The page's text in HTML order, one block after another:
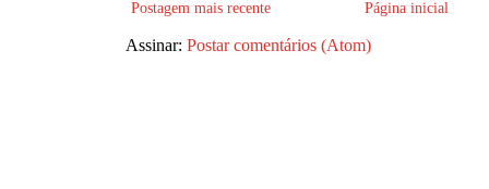
Postagem mais recente Página inicial
Assinar: Postar comentários (Atom)